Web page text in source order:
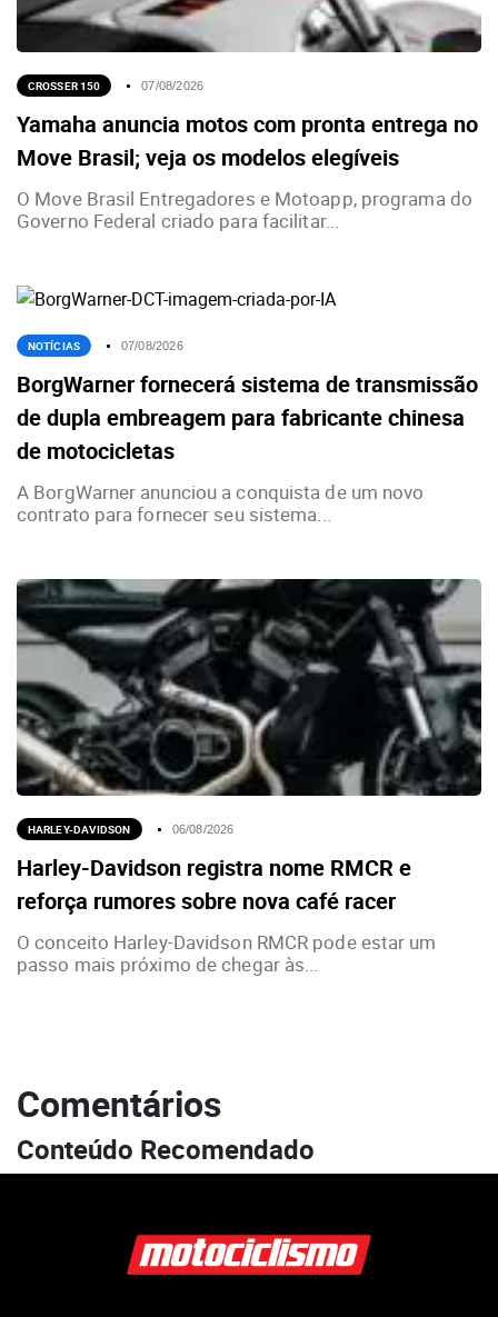
CROSSER 150 07/08/2026
Yamaha anuncia motos com pronta entrega no
Move Brasil; veja os modelos elegíveis
O Move Brasil Entregadores e Motoapp, programa do
Governo Federal criado para facilitar...
NOTÍCIAS 07/08/2026
BorgWarner fornecerá sistema de transmissão
de dupla embreagem para fabricante chinesa
de motocicletas
A BorgWarner anunciou a conquista de um novo
contrato para fornecer seu sistema...
HARLEY-DAVIDSON 06/08/2026
Harley-Davidson registra nome RMCR e
reforça rumores sobre nova café racer
O conceito Harley-Davidson RMCR pode estar um
passo mais próximo de chegar às...
Comentários
Conteúdo Recomendado